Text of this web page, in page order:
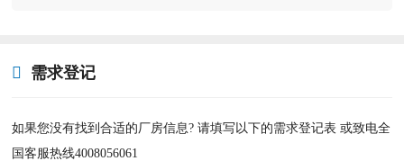
需求登记
如果您没有找到合适的厂房信息? 请填写以下的需求登记表 或致电全
国客服热线4008056061